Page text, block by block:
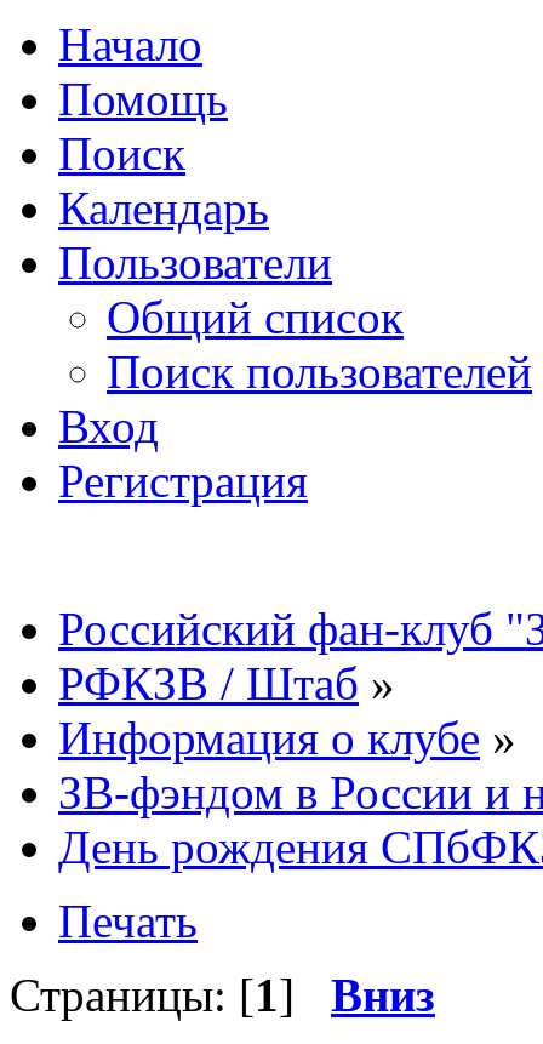
Начало
Помощь
Поиск
Календарь
Пользователи
Общий список
Поиск пользователей
Вход
Регистрация
Российский фан-клуб
РФКЗВ / Штаб »
Информация о клубе »
ЗВ-фэндом в России и
День рождения
Печать
Страницы: [1] Вниз